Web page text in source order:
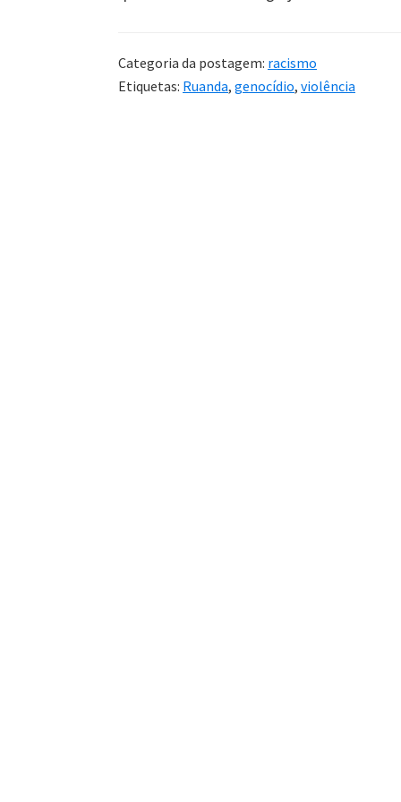
Categoria da postagem: racismo
Etiquetas: Ruanda, genocídio, violência